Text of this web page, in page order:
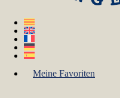
Meine Favoriten